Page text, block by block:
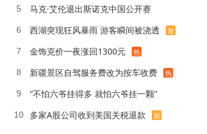
5 马克·艾伦退出斯诺克中国公开赛
6 西湖突现狂风暴雨 游客瞬间被浇透 新
7 金饰克价一夜涨回1300元 热
8 新疆景区自驾服务费改为按车收费 热
9 “不怕六爷挂得多 就怕六爷挂一颗”
10 多家A股公司收到美国关税退款 新